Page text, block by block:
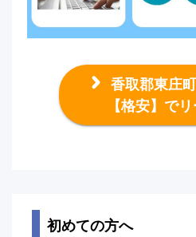
香取郡東庄
【格安】で
初めての方へ